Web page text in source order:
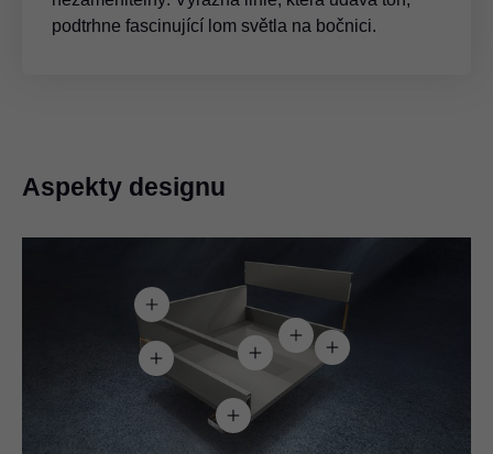
podtrhne fascinující lom světla na bočnici.
Aspekty designu